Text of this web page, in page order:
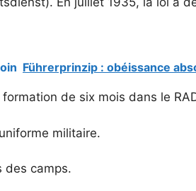
Führerprinzip : obéissance
formation de six mois dans le
militaire.
des camps.